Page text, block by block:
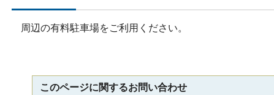
周辺の有料駐車場をご利用ください。
このページに関するお問い合わせ